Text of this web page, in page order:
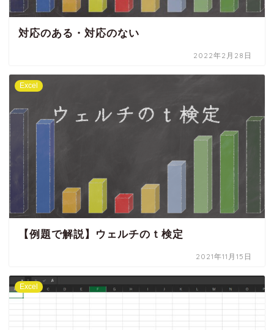
対応のある・対応のない
2022年2月28日
Excel
【例題で解説】ウェルチのｔ検定
2021年11月15日
Excel